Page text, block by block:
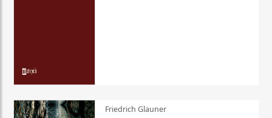
Friedrich Glauner